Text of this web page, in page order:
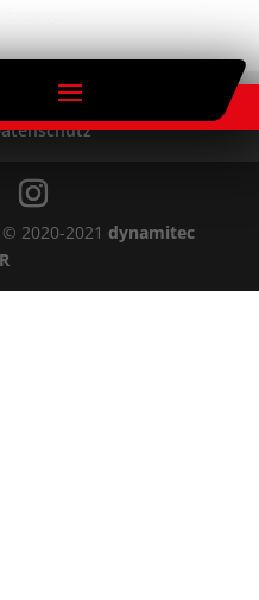
& Kontakte
2020-2021 dynamitec